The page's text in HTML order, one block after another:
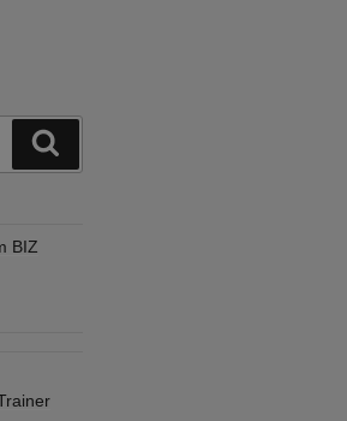
BIZ